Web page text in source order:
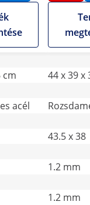
acél -
cm
44 x 39 x
acél
43.5 x 38
1.2 mm
1.2 mm